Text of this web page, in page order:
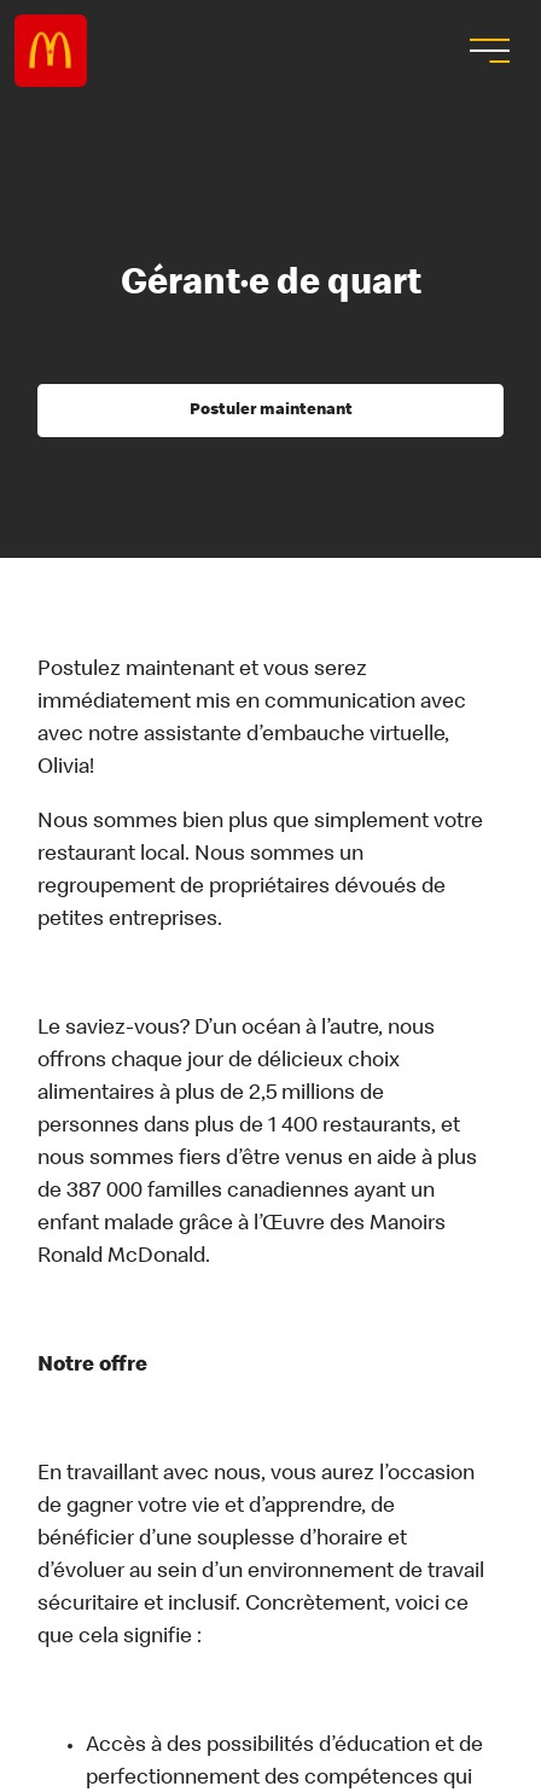
Gérant·e de quart
Postuler maintenant
Postulez maintenant et vous serez
immédiatement mis en communication avec
avec notre assistante d’embauche virtuelle,
Olivia!
Nous sommes bien plus que simplement votre
restaurant local. Nous sommes un
regroupement de propriétaires dévoués de
petites entreprises.
Le saviez-vous? D’un océan à l’autre, nous
offrons chaque jour de délicieux choix
alimentaires à plus de 2,5 millions de
personnes dans plus de 1 400 restaurants, et
nous sommes fiers d’être venus en aide à plus
de 387 000 familles canadiennes ayant un
enfant malade grâce à l’Œuvre des Manoirs
Ronald McDonald.
Notre offre
En travaillant avec nous, vous aurez l’occasion
de gagner votre vie et d’apprendre, de
bénéficier d’une souplesse d’horaire et
d’évoluer au sein d’un environnement de travail
sécuritaire et inclusif. Concrètement, voici ce
que cela signifie :
Accès à des possibilités d’éducation et de
perfectionnement des compétences qui